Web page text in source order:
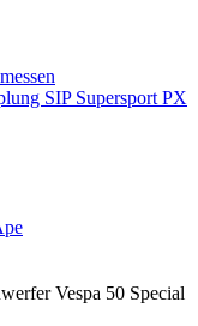
SIP Supersport PX
Vespa 50 Special